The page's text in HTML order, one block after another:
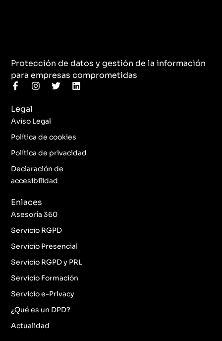
Protección de datos y gestión de la información
para empresas comprometidas
F
a
e
b
o
k
-
f
I
n
a
r
m
T
w
r
L
i
i
n
Enlaces
Asesoría 360
Servicio RGPD
Servicio Presencial
Servicio RGPD y PRL
Servicio Formación
Servicio e-Privacy
¿Qué es un DPD?
Actualidad
Legal
Aviso Legal
Política de cookies
Política de privacidad
Declaración de
accesibilidad